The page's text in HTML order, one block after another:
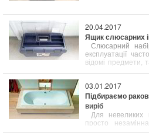
20.04.2017
Ящик слюсарних
Слюсарний
експлуатації
відомі предмети,
03.01.2017
Підбираємо
виріб
Для невеликих
просто
підвищеною